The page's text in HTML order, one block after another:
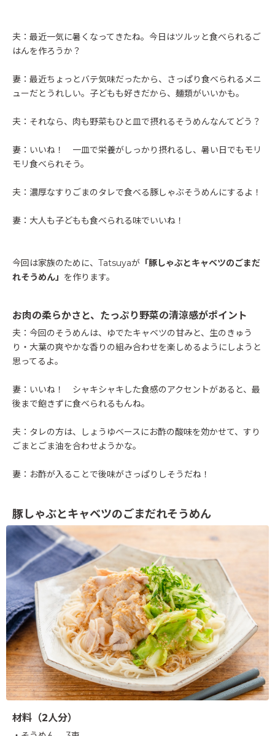
夫：最近一気に暑くなってきたね。今日はツルッと食べられるご
はんを作ろうか？
妻：最近ちょっとバテ気味だったから、さっぱり食べられるメニ
ューだとうれしい。子どもも好きだから、麺類がいいかも。
夫：それなら、肉も野菜もひと皿で摂れるそうめんなんてどう？
妻：いいね！ 一皿で栄養がしっかり摂れるし、暑い日でもモリ
モリ食べられそう。
夫：濃厚なすりごまのタレで食べる豚しゃぶそうめんにするよ！
妻：大人も子どもも食べられる味でいいね！
今回は家族のために、Tatsuyaが 「豚しゃぶとキャベツのごまだ
れそうめん」 を作ります。
お肉の柔らかさと、たっぷり野菜の清涼感がポイント
夫：今回のそうめんは、ゆでたキャベツの甘みと、生のきゅう
り・大葉の爽やかな香りの組み合わせを楽しめるようにしようと
思ってるよ。
妻：いいね！ シャキシャキした食感のアクセントがあると、最
後まで飽きずに食べられるもんね。
夫：タレの方は、しょうゆベースにお酢の酸味を効かせて、すり
ごまとごま油を合わせようかな。
妻：お酢が入ることで後味がさっぱりしそうだね！
豚しゃぶとキャベツのごまだれそうめん
材料（2人分）